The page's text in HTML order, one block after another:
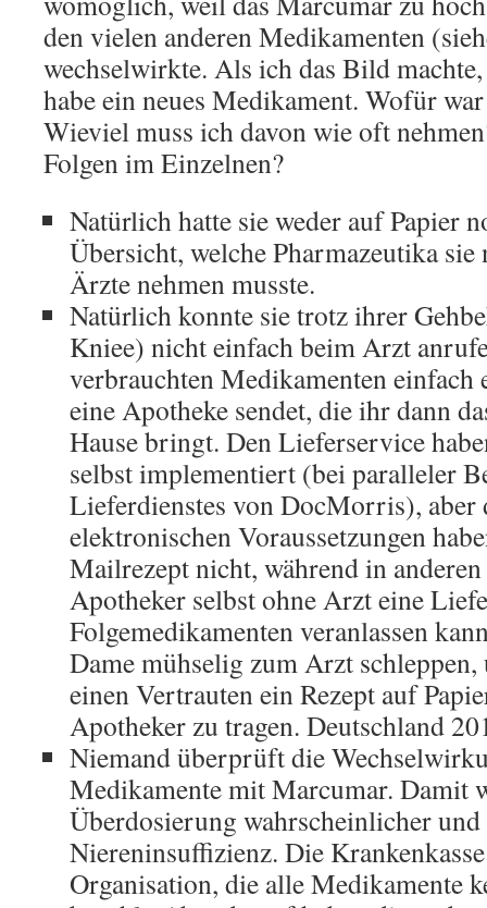
den vielen anderen Medikamenten
wechselwirkte. Als ich das Bild
habe ein neues Medikament. Wofür
Wieviel muss ich davon wie oft
Folgen im Einzelnen?
Natürlich hatte sie weder auf Papier
Übersicht, welche Pharmazeutika
Ärzte nehmen musste.
Natürlich konnte sie trotz ihrer
Kniee) nicht einfach beim Arzt
verbrauchten Medikamenten einfach
eine Apotheke sendet, die ihr dann
Hause bringt. Den Lieferservice
selbst implementiert (bei paralleler
Lieferdienstes von DocMorris), aber
elektronischen Voraussetzungen
Mailrezept nicht, während in
Apotheker selbst ohne Arzt eine
Folgemedikamenten veranlassen
Dame mühselig zum Arzt
einen Vertrauten ein Rezept auf
Apotheker zu tragen. Deutschland
Niemand überprüft die
Medikamente mit Marcumar. Damit
Überdosierung wahrscheinlicher
Niereninsuffizienz. Die
Organisation, die alle Medikamente